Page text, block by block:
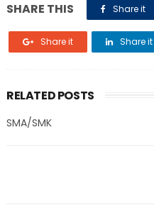
SHARE THIS Share it
Share it Share it
RELATED POSTS
SMA/SMK